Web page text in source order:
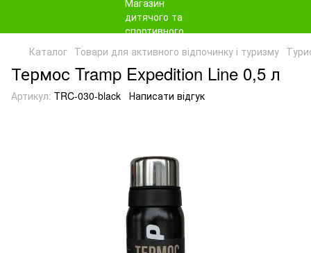
Каталог Товари для активного відпочинку і туризму
Термос Tramp Expedition Line 0,5 л
Артикул: TRC-030-black Написати відгук